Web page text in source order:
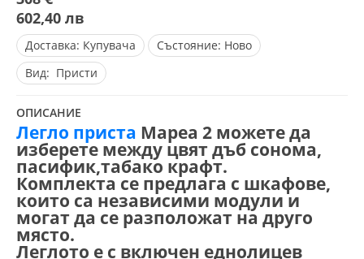
602,40 лв
Доставка: Купувача Състояние: Ново
Вид: Присти
ОПИСАНИЕ
Легло приста Мареа 2 можете да
изберете между цвят дъб сонома,
пасифик,табако крафт.
Комплекта се предлага с шкафове,
които са независими модули и
могат да се разположат на друго
място.
Леглото е с включен еднолицев